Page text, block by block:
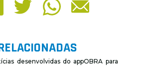
desenvolvidas do appOBRA para